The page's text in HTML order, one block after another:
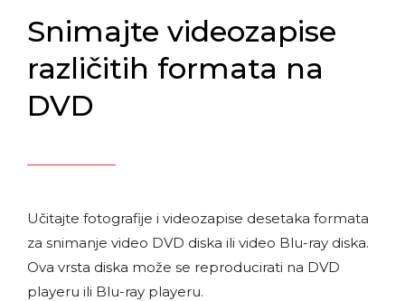
Snimajte videozapise
različitih formata na
DVD
Učitajte fotografije i videozapise desetaka formata
za snimanje video DVD diska ili video Blu-ray diska.
Ova vrsta diska može se reproducirati na DVD
playeru ili Blu-ray playeru.